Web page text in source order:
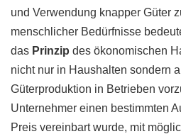
und Verwendung knapper Güter
menschlicher Bedürfnisse
das Prinzip des ökonomischen
nicht nur in Haushalten sondern
Güterproduktion in Betrieben
Unternehmer einen bestimmten
Preis vereinbart wurde, mit